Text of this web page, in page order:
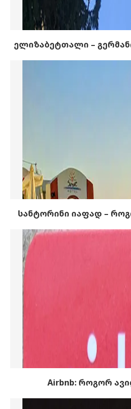
ელიზაბეტთალი –
სანტორინი იაფად –
Airbnb: როგორ